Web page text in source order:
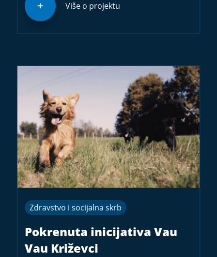
Više o projektu
Zdravstvo i socijalna skrb
Pokrenuta inicijativa Vau
Vau Križevci